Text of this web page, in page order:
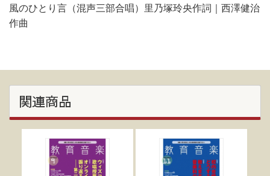
風のひとり言（混声三部合唱）里乃塚玲央作詞｜西澤健治
作曲
関連商品